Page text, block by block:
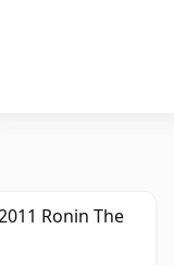
Ronin The